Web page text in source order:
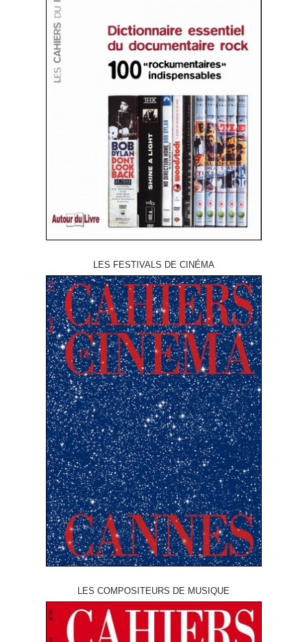
LES FESTIVALS DE CINÉMA
LES COMPOSITEURS DE MUSIQUE